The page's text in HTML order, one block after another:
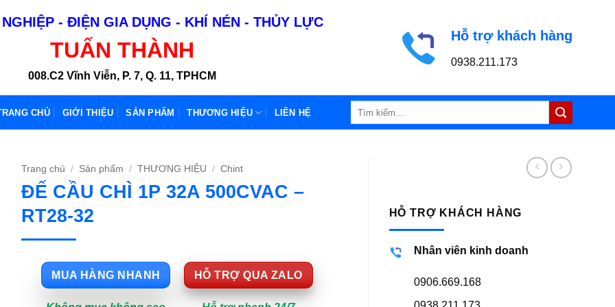
- ĐIỆN GIA DỤNG - KHÍ NÉN - THỦY LỰC
TUẤN THÀNH
008.C2 Vĩnh Viễn, P. 7, Q. 11, TPHCM
Hỗ trợ khách hàng
0938.211.173
CHỦ GIỚI THIỆU SẢN PHẨM THƯƠNG HIỆU LIÊN HỆ
Trang chủ / Sản phẩm / THƯƠNG HIỆU / Chint
ĐẾ CẦU CHÌ 1P 32A 500CVAC –
RT28-32
MUA HÀNG NHANH HỖ TRỢ QUA ZALO
HỖ TRỢ KHÁCH HÀNG
Nhân viên kinh doanh
0906.669.168